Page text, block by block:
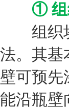
① 组
组织块
法。其基
壁可预先
能沿瓶壁